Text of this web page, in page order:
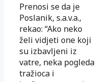
Prenosi se da je
Poslanik, s.a.v.a.,
rekao: “Ako neko
želi vidjeti one koji
su izbavljeni iz
vatre, neka pogleda
tražioca i